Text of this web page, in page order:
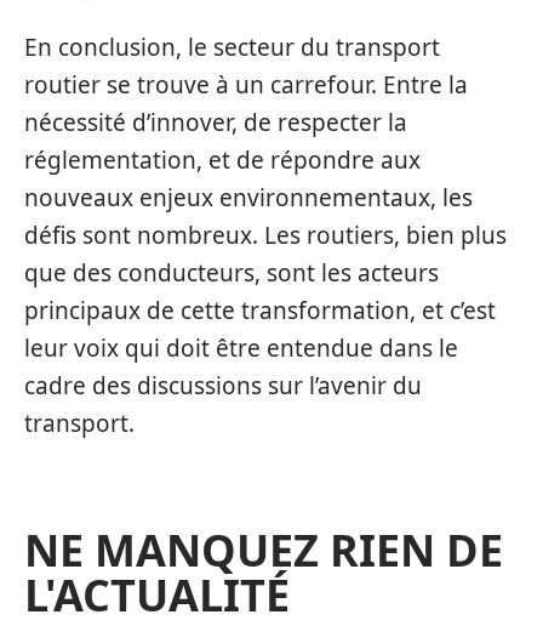
En conclusion, le secteur du transport
routier se trouve à un carrefour. Entre la
nécessité d’innover, de respecter la
réglementation, et de répondre aux
nouveaux enjeux environnementaux, les
défis sont nombreux. Les routiers, bien plus
que des conducteurs, sont les acteurs
principaux de cette transformation, et c’est
leur voix qui doit être entendue dans le
cadre des discussions sur l’avenir du
transport.
NE MANQUEZ RIEN DE
L'ACTUALITÉ